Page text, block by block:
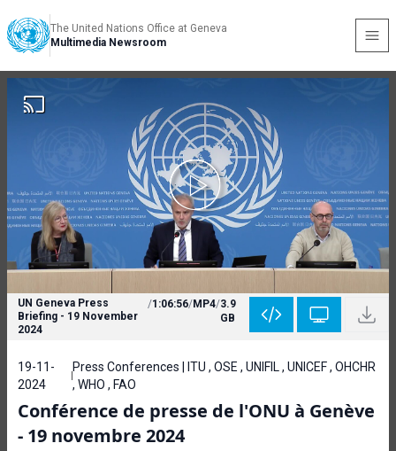
The United Nations Office at Geneva
Multimedia Newsroom
UN Geneva Press
Briefing - 19 November
2024
/1:06:56/MP4/3.9
GB
19-11-
2024
Press Conferences | ITU , OSE , UNIFIL , UNICEF , OHCHR
, WHO , FAO
Conférence de presse de l'ONU à Genève
- 19 novembre 2024